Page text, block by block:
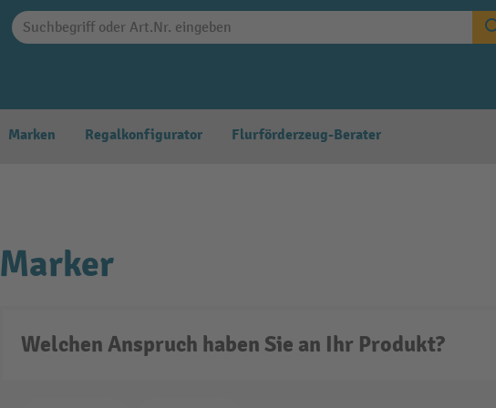
Marken Regalkonfigurator Flurförderzeug-Berater
Marker
Welchen Anspruch haben Sie an Ihr Produkt?